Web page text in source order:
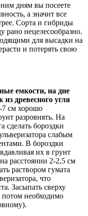
дням вы посеете
а значит все
Сорта и гибриды
рано нецелесообразно.
для высадки на
и потерять свою
емкости, на дне
древесного угля
7 см хорошо
разровнять. На
сделать бороздки
слабым
В бороздки
их в грунт
расстоянии 2-2,5 см
раствором гумата
что
Засыпать сверху
необходимо